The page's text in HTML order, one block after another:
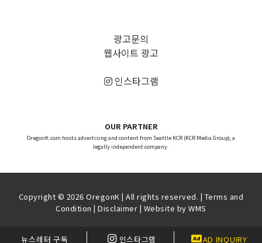
광고문의
웹사이트 광고
인스타그램
OUR PARTNER
OregonK.com hosts advertising and content from Seattle KCR (KCR Media Group), a
legally independent company.
Copyright © 2026 OregonK | All rights reserved. | Terms and
Condition |Disclaimer | Website byWMS
뉴스레터 구독 인스타그램 AD INQUIRY